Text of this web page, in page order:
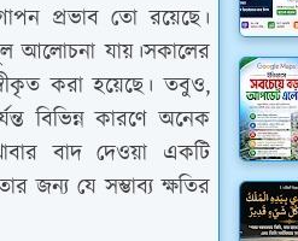
প্রভাব তো রয়েছে।
আলোচনা যায়।সকালের
করা হয়েছে। তবুও,
বিভিন্ন কারণে অনেক
বাদ দেওয়া একটি
জন্য যে সম্ভাব্য ক্ষতির